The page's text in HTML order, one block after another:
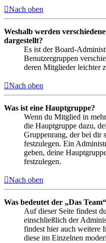
Nach oben
Weshalb werden
dargestellt?
Es ist der Board-
Benutzergruppen
deren Mitglieder leichter
Nach oben
Was ist eine Hauptgruppe?
Wenn du Mitglied in
die Hauptgruppe dazu,
Gruppenrang, der bei dir
festzulegen. Ein
geben, deine
festzulegen.
Nach oben
Was bedeutet der „Das
Auf dieser Seite findest
einschließlich der
findest hier auch weitere
diese im Einzelnen